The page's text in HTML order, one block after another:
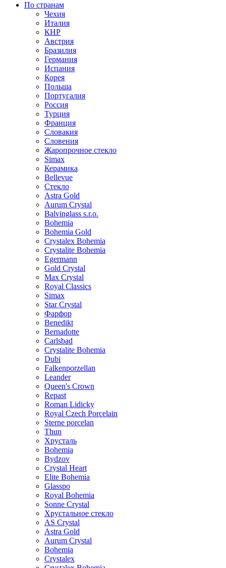
По странам
Чехия
Италия
КНР
Австрия
Бразилия
Германия
Испания
Корея
Польша
Португалия
Россия
Турция
Франция
Словакия
Словения
Жаропрочное стекло
Simax
Керамика
Bellevue
Стекло
Astra Gold
Aurum Crystal
Balvinglass s.r.o.
Bohemia
Bohemia Gold
Crystalex Bohemia
Crystalite Bohemia
Egermann
Gold Crystal
Max Crystal
Royal Classics
Simax
Star Crystal
Фарфор
Benedikt
Bernadotte
Carlsbad
Crystalite Bohemia
Dubi
Falkenporzellan
Leander
Queen's Crown
Repast
Roman Lidicky
Royal Czech Porcelain
Sterne porcelan
Thun
Хрусталь
Bohemia
Bydzov
Crystal Heart
Elite Bohemia
Glasspo
Royal Bohemia
Sonne Crystal
Хрустальное стекло
AS Crystal
Astra Gold
Aurum Crystal
Bohemia
Crystalex